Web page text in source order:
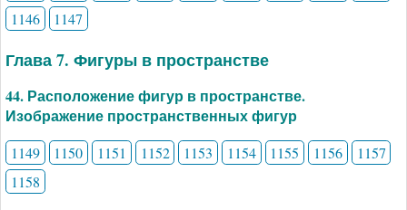
1146
1147
Глава 7. Фигуры в пространстве
44. Расположение фигур в пространстве.
Изображение пространственных фигур
1149 1150 1151 1152 1153 1154 1155 1156
1157
1158